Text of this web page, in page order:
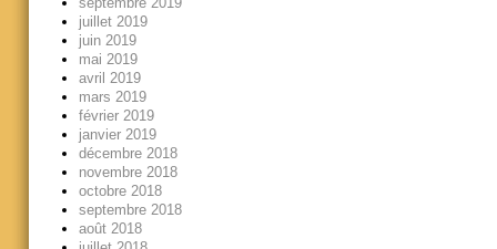
juillet 2019
juin 2019
mai 2019
avril 2019
mars 2019
février 2019
janvier 2019
décembre 2018
novembre 2018
octobre 2018
septembre 2018
août 2018